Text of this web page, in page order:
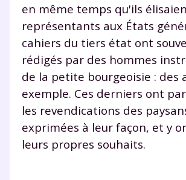
en même temps qu'ils
représentants aux États
cahiers du tiers état ont
rédigés par des hommes
de la petite bourgeoisie : des
exemple. Ces derniers ont
les revendications des
exprimées à leur façon, et y
leurs propres souhaits.